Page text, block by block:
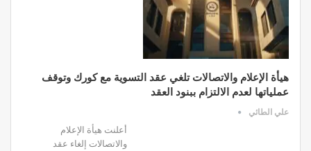
هيأة الإعلام والاتصالات تلغي عقد التسوية مع كورك وتوقف
عملياتها لعدم الالتزام ببنود العقد
علي الطائي
أعلنت هيأة الإعلام
والاتصالات إلغاء عقد